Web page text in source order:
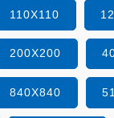
110X110
200X200
840X840